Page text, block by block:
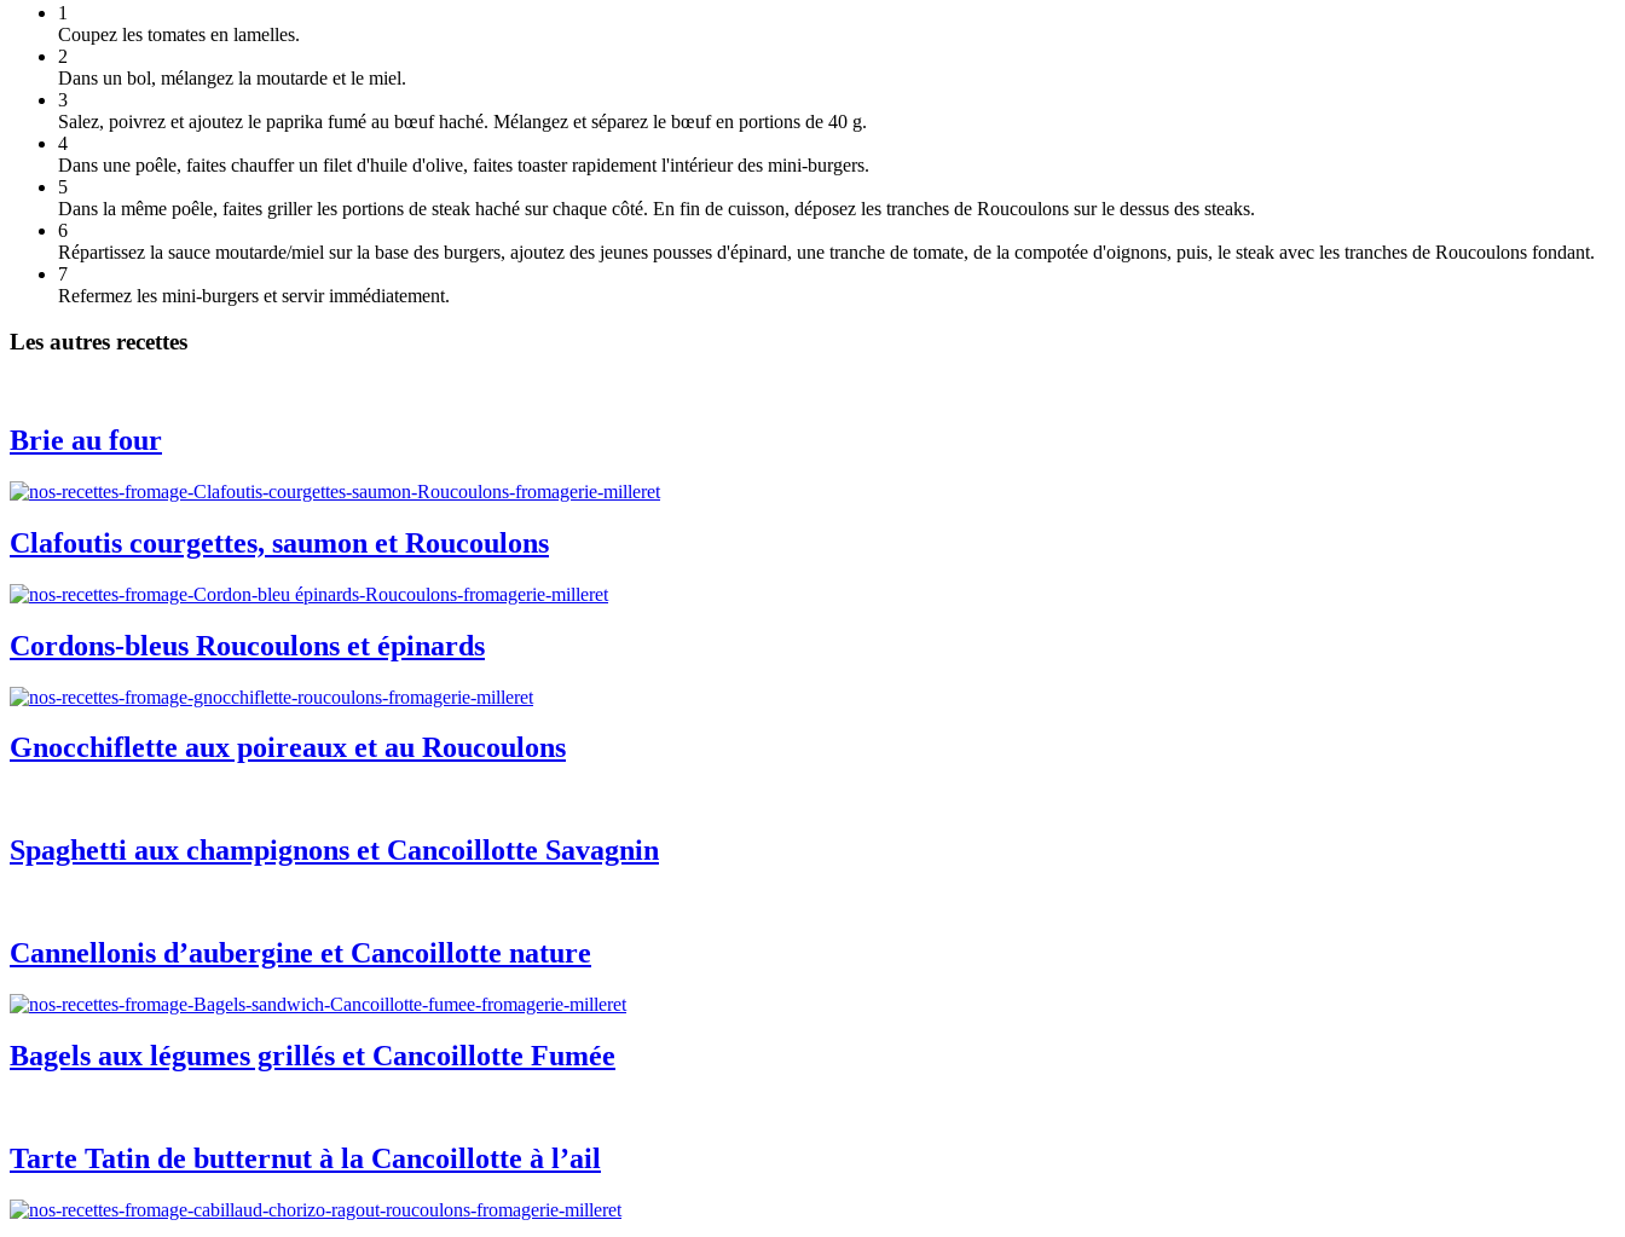
1
Coupez les tomates en lamelles.
2
Dans un bol, mélangez la moutarde et le miel.
3
Salez, poivrez et ajoutez le paprika fumé au bœuf haché. Mélangez et séparez le bœuf en portions de 40 g.
4
Dans une poêle, faites chauffer un filet d'huile d'olive, faites toaster rapidement l'intérieur des mini-burgers.
5
Dans la même poêle, faites griller les portions de steak haché sur chaque côté. En fin de cuisson, déposez les tranches de Roucoulons sur le dessus des steaks.
6
Répartissez la sauce moutarde/miel sur la base des burgers, ajoutez des jeunes pousses d'épinard, une tranche de tomate, de la compotée d'oignons, puis, le steak avec les tranches de Roucoulons fondant.
7
Refermez les mini-burgers et servir immédiatement.
Les autres recettes
Brie au four
Clafoutis courgettes, saumon et Roucoulons
Cordons-bleus Roucoulons et épinards
Gnocchiflette aux poireaux et au Roucoulons
Spaghetti aux champignons et Cancoillotte Savagnin
Cannellonis d’aubergine et Cancoillotte nature
Bagels aux légumes grillés et Cancoillotte Fumée
Tarte Tatin de butternut à la Cancoillotte à l’ail